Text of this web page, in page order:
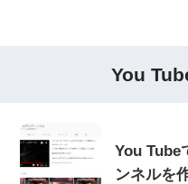
You
You Tube
ンネルを